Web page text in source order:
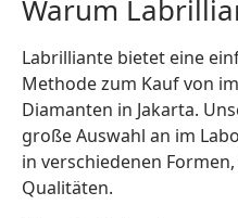
Warum
Labrilliante bietet eine
Methode zum Kauf von
Diamanten in Jakarta.
große Auswahl an im
in verschiedenen
Qualitäten.